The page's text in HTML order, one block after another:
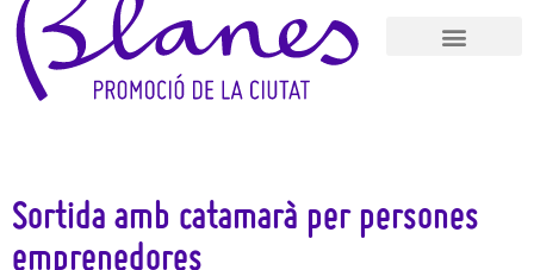
Sortida amb catamarà per persones
emprenedores